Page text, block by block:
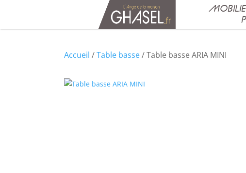
Accueil /Table basse/ Table basse ARIA MINI